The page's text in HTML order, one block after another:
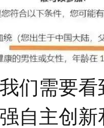
们需要
自主创